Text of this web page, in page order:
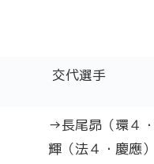
交代選手
→長尾昴（環４
輝（法４・慶應）